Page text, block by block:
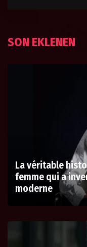
SON EKLENEN
La véritable
femme qui a
moderne